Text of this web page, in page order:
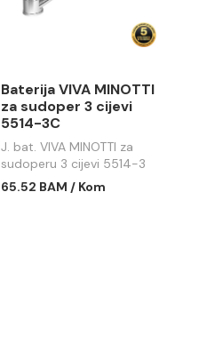
Baterija VIVA MINOTTI
za sudoper 3 cijevi
5514-3C
J. bat. VIVA MINOTTI za
sudoperu 3 cijevi 5514-3
65.52 BAM / Kom